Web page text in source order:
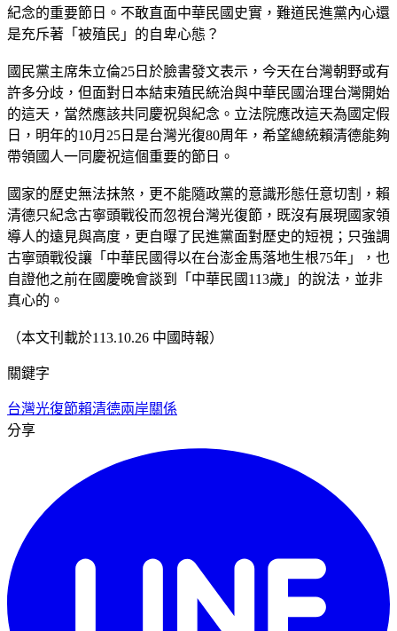
紀念的重要節日。不敢直面中華民國史實，難道民進黨內心還
是充斥著「被殖民」的自卑心態？
國民黨主席朱立倫25日於臉書發文表示，今天在台灣朝野或有
許多分歧，但面對日本結束殖民統治與中華民國治理台灣開始
的這天，當然應該共同慶祝與紀念。立法院應改這天為國定假
日，明年的10月25日是台灣光復80周年，希望總統賴清德能夠
帶領國人一同慶祝這個重要的節日。
國家的歷史無法抹煞，更不能隨政黨的意識形態任意切割，賴
清德只紀念古寧頭戰役而忽視台灣光復節，既沒有展現國家領
導人的遠見與高度，更自曝了民進黨面對歷史的短視；只強調
古寧頭戰役讓「中華民國得以在台澎金馬落地生根75年」，也
自證他之前在國慶晚會談到「中華民國113歲」的說法，並非
真心的。
（本文刊載於113.10.26 中國時報）
關鍵字
台灣光復節賴清德兩岸關係
分享